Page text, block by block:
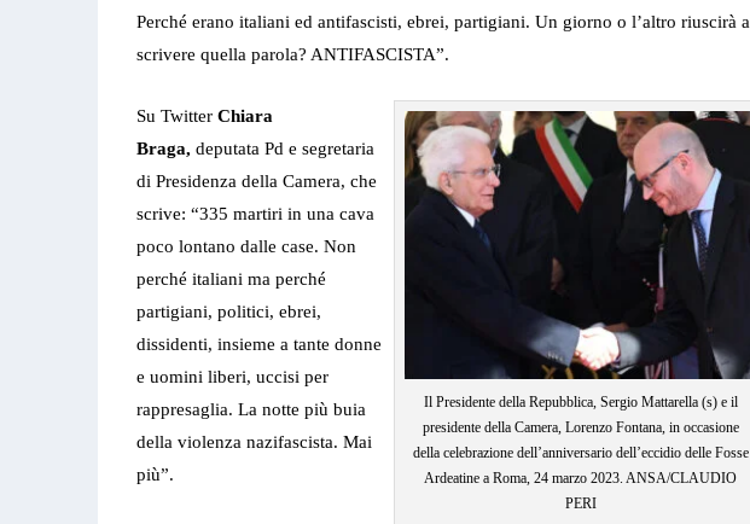
Perché erano italiani ed antifascisti, ebrei, partigiani. Un giorno o l’altro riuscirà a
scrivere quella parola? ANTIFASCISTA”.
Il Presidente della Repubblica, Sergio Mattarella (s) e il
presidente della Camera, Lorenzo Fontana, in occasione
della celebrazione dell’anniversario dell’eccidio delle Fosse
Ardeatine a Roma, 24 marzo 2023. ANSA/CLAUDIO
PERI
Su Twitter Chiara
Braga, deputata Pd e segretaria
di Presidenza della Camera, che
scrive: “335 martiri in una cava
poco lontano dalle case. Non
perché italiani ma perché
partigiani, politici, ebrei,
dissidenti, insieme a tante donne
e uomini liberi, uccisi per
rappresaglia. La notte più buia
della violenza nazifascista. Mai
più”.